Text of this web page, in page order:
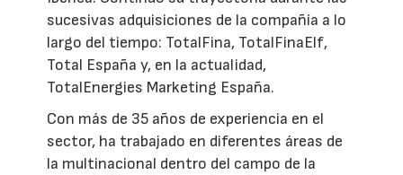
sucesivas adquisiciones de la compañía a lo
largo del tiempo: TotalFina, TotalFinaElf,
Total España y, en la actualidad,
TotalEnergies Marketing España.
Con más de 35 años de experiencia en el
sector, ha trabajado en diferentes áreas de
la multinacional dentro del campo de la